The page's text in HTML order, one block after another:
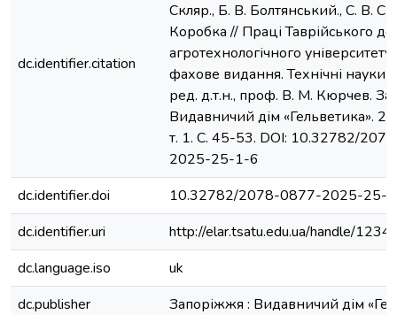
dc.identifier.citation
Скляр., Б. В. Болтянський., С. В.
Коробка // Праці Таврійського
агротехнологічного
фахове видання. Технічні науки
ред. д.т.н., проф. В. М. Кюрчев.
Видавничий дім «Гельветика».
т. 1. С. 45-53. DOI: 10.32782/
2025-25-1-6
dc.identifier.doi
10.32782/2078-0877-2025-25-
dc.identifier.uri
http://elar.tsatu.edu.ua/handle/
dc.language.iso
uk
dc.publisher
Запоріжжя : Видавничий дім